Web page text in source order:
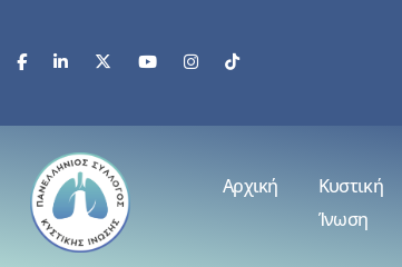
Αρχική
Κυστική
Ίνωση